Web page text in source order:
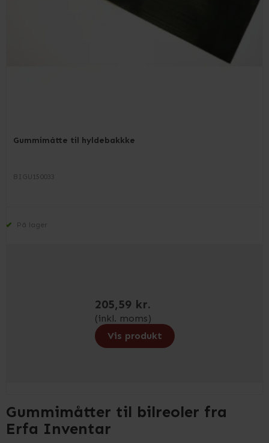
Gummimåtte til hyldebakkke
BIGU150033
På lager
205,59 kr.
(inkl. moms)
Vis produkt
Gummimåtter til bilreoler fra
Erfa Inventar